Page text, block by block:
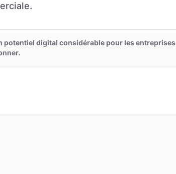
potentiel digital considérable pour les entreprises